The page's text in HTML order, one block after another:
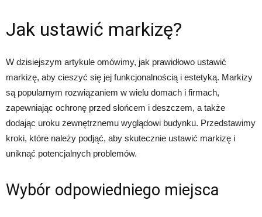
Jak ustawić markizę?
W dzisiejszym artykule omówimy, jak prawidłowo ustawić
markizę, aby cieszyć się jej funkcjonalnością i estetyką. Markizy
są popularnym rozwiązaniem w wielu domach i firmach,
zapewniając ochronę przed słońcem i deszczem, a także
dodając uroku zewnętrznemu wyglądowi budynku. Przedstawimy
kroki, które należy podjąć, aby skutecznie ustawić markizę i
uniknąć potencjalnych problemów.
Wybór odpowiedniego miejsca